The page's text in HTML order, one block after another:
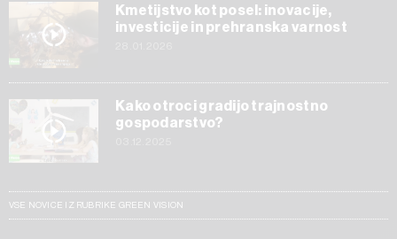
Kmetijstvo kot posel: inovacije,
investicije in prehranska varnost
Kako otroci gradijo trajnostno
gospodarstvo?
VSE NOVICE IZ RUBRIKE GREEN VISION